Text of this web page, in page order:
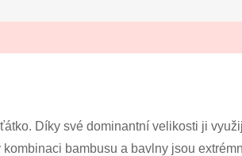
Díky své dominantní velikosti ji
bambusu a bavlny jsou